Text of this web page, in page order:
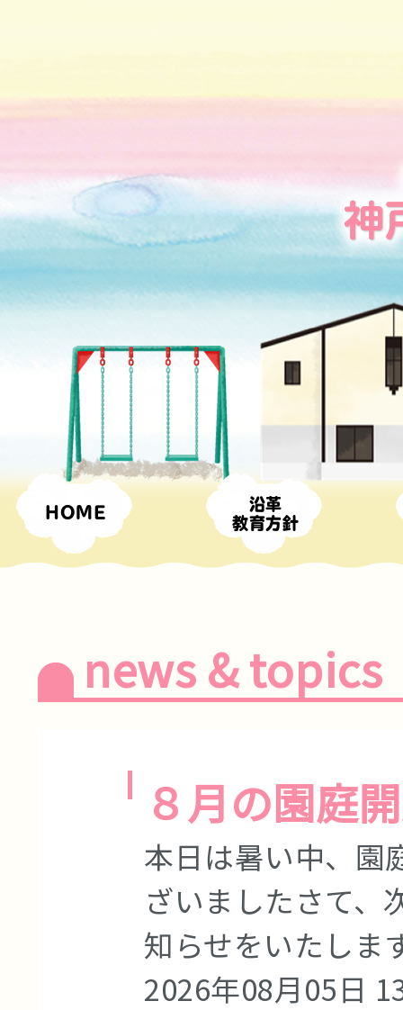
HOME
沿革
教育方針
news & topics
８月の園庭
本日は暑い中、園
ざいましたさて、
知らせをいたしま
2026年08月05日